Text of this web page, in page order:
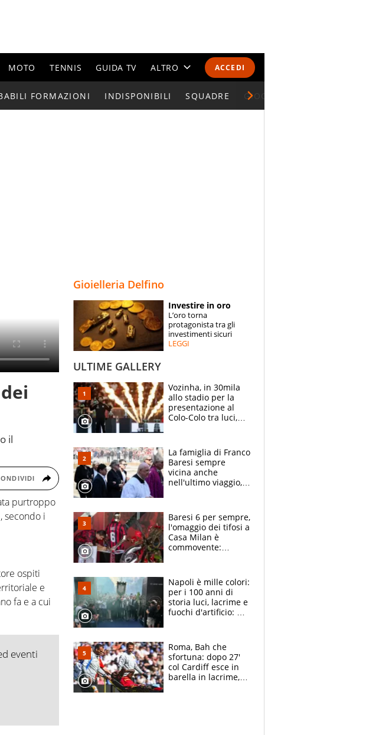
ACCEDI
MOTO TENNIS GUIDA TV ALTRO
CALENDARI E CLASSIFICHE
ESPERTI
CONTATTI
FORMAZIONI INDISPONIBILI SQUADRE GIOCATORI SERIE A
il
purtroppo
secondo i
ospiti
e
fa e a cui
eventi
Gioielleria Delfino
Investire in oro
L’oro torna
protagonista tra gli
investimenti sicuri
LEGGI
ULTIME GALLERY
Vozinha, in 30mila
allo stadio per la
presentazione al
Colo-Colo tra luci,
La famiglia di Franco
Baresi sempre
vicina anche
nell'ultimo viaggio,
circondati
dall'affetto dei tifosi
Baresi 6 per sempre,
l'omaggio dei tifosi a
Casa Milan è
commovente:
bigliettini
Napoli è mille colori:
per i 100 anni di
storia luci, lacrime e
fuochi d'artificio: De
Roma, Bah che
sfortuna: dopo 27'
col Cardiff esce in
barella in lacrime,